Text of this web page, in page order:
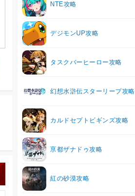
NTE攻略
デジモンUP攻略
タスクバーヒーロー攻略
幻想水滸伝スターリープ攻略
カルドセプトビギンズ攻略
亰都ザナドゥ攻略
紅の砂漠攻略